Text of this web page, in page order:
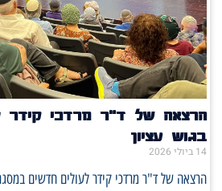
הרצאה של ד"ר מרדכי קידר
בגוש עציון
14 ביולי 2026
הרצאה של ד"ר מרדכי קידר לעולים חדשים